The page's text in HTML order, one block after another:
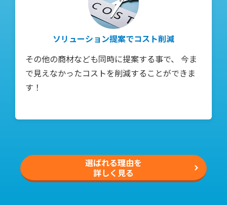
ソリューション提案でコスト削減
その他の商材なども同時に提案する事で、 今ま
で見えなかったコストを削減することができま
す！
選ばれる理由を
詳しく見る